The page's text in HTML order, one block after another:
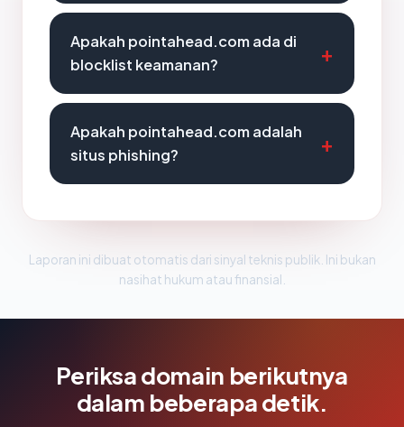
Apakah pointahead.com ada di
blocklist keamanan?
Apakah pointahead.com adalah
situs phishing?
Laporan ini dibuat otomatis dari sinyal teknis publik. Ini bukan
nasihat hukum atau finansial.
Periksa domain berikutnya
dalam beberapa detik.